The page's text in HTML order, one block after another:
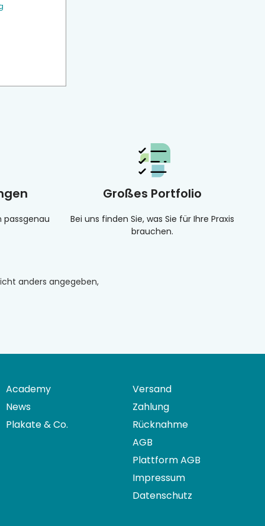
passgenau
Großes Portfolio
Bei uns finden Sie, was Sie für Ihre Praxis
brauchen.
anders angegeben,
Academy
News
Plakate & Co.
Versand
Zahlung
Rücknahme
AGB
Plattform AGB
Impressum
Datenschutz